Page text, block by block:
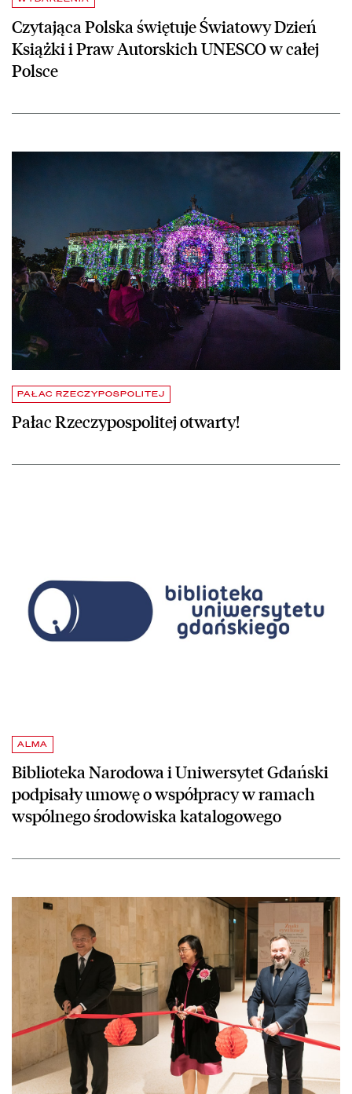
Czytająca Polska świętuje Światowy Dzień
Książki i Praw Autorskich UNESCO w całej
Polsce
PAŁAC RZECZYPOSPOLITEJ
Pałac Rzeczypospolitej otwarty!
czytaj więcej o Pałac Rzeczypospolitej otwarty!
ALMA
Biblioteka Narodowa i Uniwersytet Gdański
podpisały umowę o współpracy w ramach
wspólnego środowiska katalogowego
czytaj więcej o „Znaki cywilizacji” – wystawa dawnych ksiąg ze